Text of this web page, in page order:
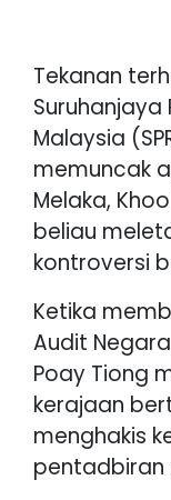
Tekanan
Suruhanjaya
Malaysia
memuncak
Melaka,
beliau
kontroversi
Ketika
Audit
Poay Tiong
kerajaan
menghakis
pentadbiran